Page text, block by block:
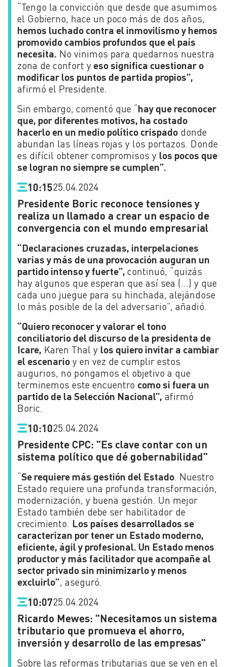
“Tengo la convicción que desde que asumimos
el Gobierno, hace un poco más de dos años,
hemos luchado contra el inmovilismo y hemos
promovido cambios profundos que el país
necesita. No vinimos para quedarnos nuestra
zona de confort y eso significa cuestionar o
modificar los puntos de partida propios”,
afirmó el Presidente.
Sin embargo, comentó que “hay que reconocer
que, por diferentes motivos, ha costado
hacerlo en un medio político crispado donde
abundan las líneas rojas y los portazos. Donde
es difícil obtener compromisos y los pocos que
se logran no siempre se cumplen”.
10:1525.04.2024
Presidente Boric reconoce tensiones y
realiza un llamado a crear un espacio de
convergencia con el mundo empresarial
“Declaraciones cruzadas, interpelaciones
varias y más de una provocación auguran un
partido intenso y fuerte”, continuó, “quizás
hay algunos que esperan que así sea (…) y que
cada uno juegue para su hinchada, alejándose
lo más posible de la del adversario”, añadió.
“Quiero reconocer y valorar el tono
conciliatorio del discurso de la presidenta de
Icare, Karen Thal y los quiero invitar a cambiar
el escenario y en vez de cumplir estos
augurios, no pongamos el objetivo a que
terminemos este encuentro como si fuera un
partido de la Selección Nacional”, afirmó
Boric.
10:1025.04.2024
Presidente CPC: "Es clave contar con un
sistema político que dé gobernabilidad"
“Se requiere más gestión del Estado. Nuestro
Estado requiere una profunda transformación,
modernización, y buena gestión. Un mejor
Estado también debe ser habilitador de
crecimiento. Los países desarrollados se
caracterizan por tener un Estado moderno,
eficiente, ágil y profesional. Un Estado menos
productor y más facilitador que acompañe al
sector privado sin minimizarlo y menos
excluirlo”, aseguró.
10:0725.04.2024
Ricardo Mewes: "Necesitamos un sistema
tributario que promueva el ahorro,
inversión y desarrollo de las empresas"
Sobre las reformas tributarias que se ven en el